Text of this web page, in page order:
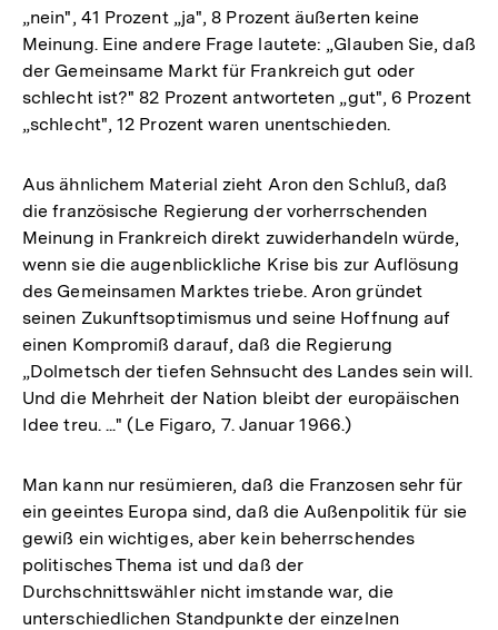
„nein", 41 Prozent „ja", 8 Prozent äußerten keine
Meinung. Eine andere Frage lautete: „Glauben Sie, daß
der Gemeinsame Markt für Frankreich gut oder
schlecht ist?" 82 Prozent antworteten „gut", 6 Prozent
„schlecht", 12 Prozent waren unentschieden.
Aus ähnlichem Material zieht Aron den Schluß, daß
die französische Regierung der vorherrschenden
Meinung in Frankreich direkt zuwiderhandeln würde,
wenn sie die augenblickliche Krise bis zur Auflösung
des Gemeinsamen Marktes triebe. Aron gründet
seinen Zukunftsoptimismus und seine Hoffnung auf
einen Kompromiß darauf, daß die Regierung
„Dolmetsch der tiefen Sehnsucht des Landes sein will.
Und die Mehrheit der Nation bleibt der europäischen
Idee treu. ..." (Le Figaro, 7. Januar 1966.)
Man kann nur resümieren, daß die Franzosen sehr für
ein geeintes Europa sind, daß die Außenpolitik für sie
gewiß ein wichtiges, aber kein beherrschendes
politisches Thema ist und daß der
Durchschnittswähler nicht imstande war, die
unterschiedlichen Standpunkte der einzelnen